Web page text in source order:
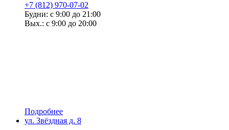
+7 (812) 970-07-02
Будни: с 9:00 до 21:00
Вых.: с 9:00 до 20:00
Подробнее
ул. Звёздная д. 8